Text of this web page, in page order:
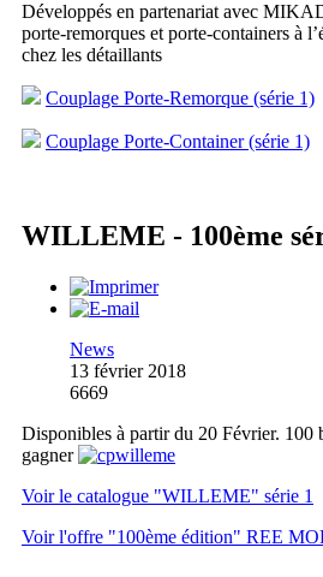
Développés en partenariat avec
porte-remorques et porte-containers à
chez les détaillants
Couplage Porte-Remorque (série 1)
Couplage Porte-Container (série 1)
WILLEME - 100ème
News
13 février 2018
6669
Disponibles à partir du 20 Février. 100
gagner
Voir le catalogue "WILLEME" série 1
Voir l'offre "100ème édition" REE